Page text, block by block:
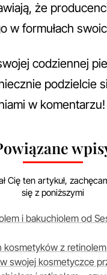
że
w formułach
codziennej
podzielcie
w komentarzu!
Cię ten artykuł,
się z poniższymi
i bakuchiolem od
kosmetyków z
swojej kosmetyczce